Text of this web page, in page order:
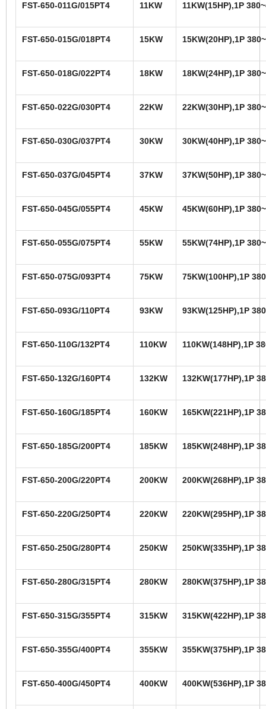
FST-650-011G/015PT4 11KW 11KW(15HP),1P
FST-650-015G/018PT4 15KW 15KW(20HP),1P
FST-650-018G/022PT4 18KW 18KW(24HP),1P
FST-650-022G/030PT4 22KW 22KW(30HP),1P
FST-650-030G/037PT4 30KW 30KW(40HP),1P
FST-650-037G/045PT4 37KW 37KW(50HP),1P
FST-650-045G/055PT4 45KW 45KW(60HP),1P
FST-650-055G/075PT4 55KW 55KW(74HP),1P
FST-650-075G/093PT4 75KW 75KW(100HP),1P
FST-650-093G/110PT4 93KW 93KW(125HP),1P
FST-650-110G/132PT4 110KW 110KW(148HP),1P
FST-650-132G/160PT4 132KW 132KW(177HP),1P
FST-650-160G/185PT4 160KW 165KW(221HP),1P
FST-650-185G/200PT4 185KW 185KW(248HP),1P
FST-650-200G/220PT4 200KW 200KW(268HP),1P
FST-650-220G/250PT4 220KW 220KW(295HP),1P
FST-650-250G/280PT4 250KW 250KW(335HP),1P
FST-650-280G/315PT4 280KW 280KW(375HP),1P
FST-650-315G/355PT4 315KW 315KW(422HP),1P
FST-650-355G/400PT4 355KW 355KW(375HP),1P
FST-650-400G/450PT4 400KW 400KW(536HP),1P